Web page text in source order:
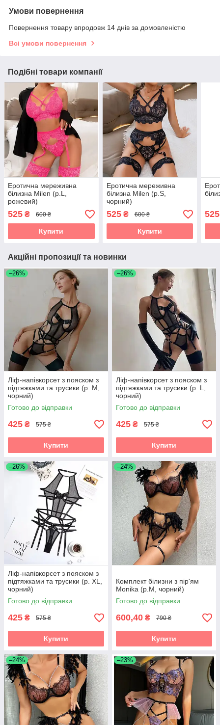
Умови повернення
Повернення товару впродовж 14 днів за домовленістю
Всі умови повернення
Подібні товари компанії
Еротична мереживна
білизна Milen (р.L,
рожевий)
525 ₴ 600 ₴
Купити
Еротична мереживна
білизна Milen (р.S,
чорний)
525₴ 600 ₴
Купити
525
Акційні пропозиції та новинки
–26%
Ліф-напівкорсет з пояском з
підтяжками та трусики (р. М,
чорний)
Готово до відправки
425 ₴ 575 ₴
Купити
–26%
Ліф-напівкорсет з пояском з
підтяжками та трусики (р. L,
чорний)
Готово до відправки
425 ₴ 575 ₴
Купити
–26%
Ліф-напівкорсет з пояском з
підтяжками та трусики (р. XL,
чорний)
Готово до відправки
425 ₴ 575 ₴
Купити
–24%
Комплект білизни з пір'ям
Monika (р.M, чорний)
Готово до відправки
600,40 ₴ 790 ₴
Купити
–24% –23%